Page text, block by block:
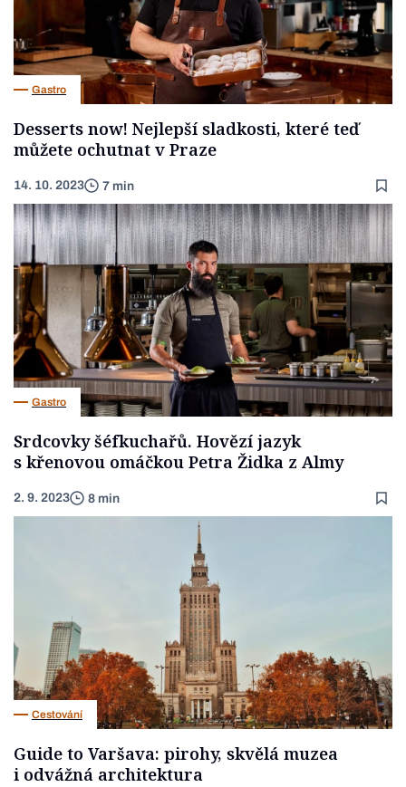
Gastro
Desserts now! Nejlepší sladkosti, které teď
můžete ochutnat v Praze
14. 10. 2023 7 min
Gastro
Srdcovky šéfkuchařů. Hovězí jazyk
s křenovou omáčkou Petra Židka z Almy
2. 9. 2023 8 min
Cestování
Guide to Varšava: pirohy, skvělá muzea
i odvážná architektura